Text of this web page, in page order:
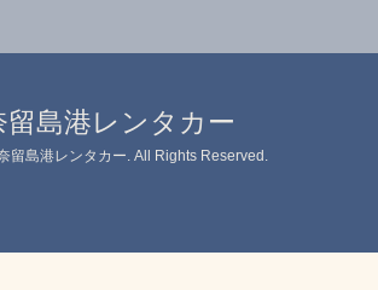
留島港レンタカー
留島港レンタカー. All Rights Reserved.